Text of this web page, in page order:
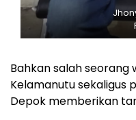
Bahkan salah seorang
Kelamanutu sekaligus
Depok memberikan